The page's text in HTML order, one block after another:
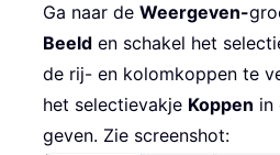
Ga naar de Weergeven-
Beeld en schakel het
de rij- en kolomkoppen te
het selectievakje Koppen in
geven. Zie screenshot: